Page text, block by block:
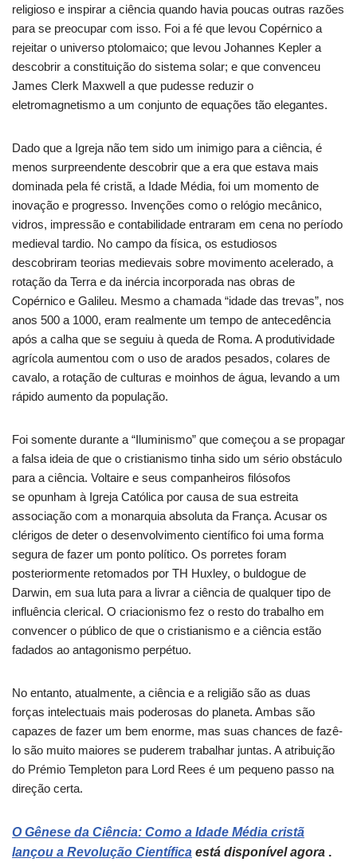
religioso e inspirar a ciência quando havia poucas outras razões
para se preocupar com isso. Foi a fé que levou Copérnico a
rejeitar o universo ptolomaico; que levou Johannes Kepler a
descobrir a constituição do sistema solar; e que convenceu
James Clerk Maxwell a que pudesse reduzir o
eletromagnetismo a um conjunto de equações tão elegantes.
Dado que a Igreja não tem sido um inimigo para a ciência, é
menos surpreendente descobrir que a era que estava mais
dominada pela fé cristã, a Idade Média, foi um momento de
inovação e progresso. Invenções como o relógio mecânico,
vidros, impressão e contabilidade entraram em cena no período
medieval tardio. No campo da física, os estudiosos
descobriram teorias medievais sobre movimento acelerado, a
rotação da Terra e da inércia incorporada nas obras de
Copérnico e Galileu. Mesmo a chamada “idade das trevas”, nos
anos 500 a 1000, eram realmente um tempo de antecedência
após a calha que se seguiu à queda de Roma. A produtividade
agrícola aumentou com o uso de arados pesados, colares de
cavalo, a rotação de culturas e moinhos de água, levando a um
rápido aumento da população.
Foi somente durante a “Iluminismo” que começou a se propagar
a falsa ideia de que o cristianismo tinha sido um sério obstáculo
para a ciência. Voltaire e seus companheiros filósofos
se opunham à Igreja Católica por causa de sua estreita
associação com a monarquia absoluta da França. Acusar os
clérigos de deter o desenvolvimento científico foi uma forma
segura de fazer um ponto político. Os porretes foram
posteriormente retomados por TH Huxley, o buldogue de
Darwin, em sua luta para a livrar a ciência de qualquer tipo de
influência clerical. O criacionismo fez o resto do trabalho em
convencer o público de que o cristianismo e a ciência estão
fadados ao antagonismo perpétuo.
No entanto, atualmente, a ciência e a religião são as duas
forças intelectuais mais poderosas do planeta. Ambas são
capazes de fazer um bem enorme, mas suas chances de fazê-
lo são muito maiores se puderem trabalhar juntas. A atribuição
do Prémio Templeton para Lord Rees é um pequeno passo na
direção certa.
O Gênese da Ciência: Como a Idade Média cristã
lançou a Revolução Científica está disponível agora .